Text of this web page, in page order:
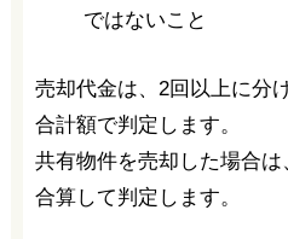
ではないこと
売却代金は、2回以上に分
合計額で判定します。
共有物件を売却した場合
合算して判定します。